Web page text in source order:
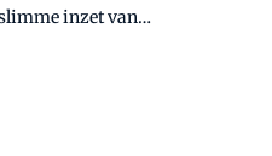
inzet van